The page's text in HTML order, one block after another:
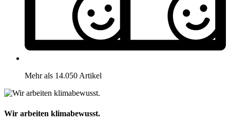
Mehr als 14.050 Artikel
Wir arbeiten klimabewusst.